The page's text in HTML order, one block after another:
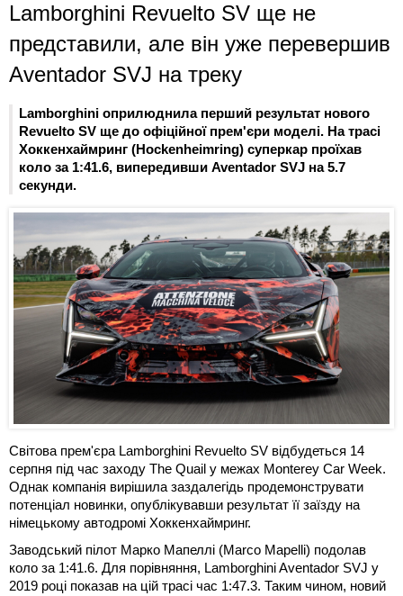
Lamborghini Revuelto SV ще не
представили, але він уже перевершив
Aventador SVJ на треку
Lamborghini оприлюднила перший результат нового
Revuelto SV ще до офіційної прем'єри моделі. На трасі
Хоккенхаймринг (Hockenheimring) суперкар проїхав
коло за 1:41.6, випередивши Aventador SVJ на 5.7
секунди.
Світова прем'єра Lamborghini Revuelto SV відбудеться 14
серпня під час заходу The Quail у межах Monterey Car Week.
Однак компанія вирішила заздалегідь продемонструвати
потенціал новинки, опублікувавши результат її заїзду на
німецькому автодромі Хоккенхаймринг.
Заводський пілот Марко Мапеллі (Marco Mapelli) подолав
коло за 1:41.6. Для порівняння, Lamborghini Aventador SVJ у
2019 році показав на цій трасі час 1:47.3. Таким чином, новий